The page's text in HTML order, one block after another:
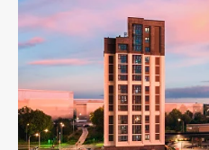
О компании
Контакты
Каталог